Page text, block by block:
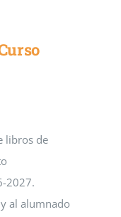
libros de
2027.
al alumnado